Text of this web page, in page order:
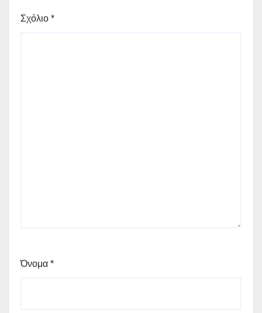
Σχόλιο *
Όνομα *